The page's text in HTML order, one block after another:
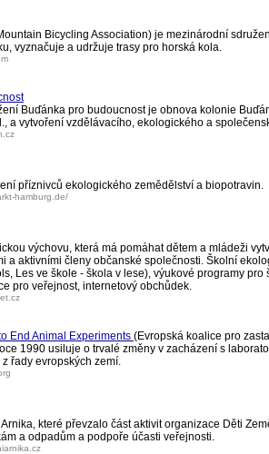
Bicycling Association) je mezinárodní
vyznačuje a udržuje trasy pro horská kola.
Buďánka pro budoucnost je obnova kolonie
a vytvoření vzdělávacího, ekologického a
příznivců ekologického zemědělství a biopotravin.
hamburg.de/
výchovu, která má pomáhat dětem a mládeži
a aktivními členy občanské společnosti. Školní
Les ve škole - škola v lese), výukové programy pro
pro veřejnost, internetový obchůdek.
End Animal Experiments (Evropská koalice pro
1990 usiluje o trvalé změny v zacházení s
řady evropských zemí.
které převzalo část aktivit organizace Děti
a odpadům a podpoře účasti veřejnosti.